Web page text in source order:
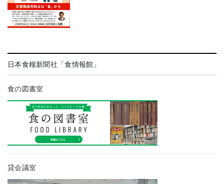
日本食糧新聞社「食情報館」
食の図書室
貸会議室